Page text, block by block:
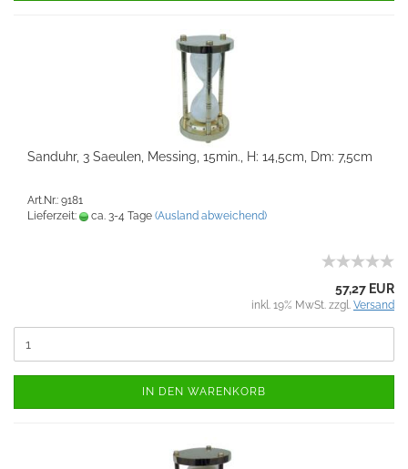
Sanduhr, 3 Saeulen, Messing, 15min., H: 14,5cm, Dm: 7,5cm
Art.Nr.: 9181
Lieferzeit:
ca. 3-4 Tage (Ausland abweichend)
57,27 EUR
inkl. 19% MwSt. zzgl. Versand
IN DEN WARENKORB